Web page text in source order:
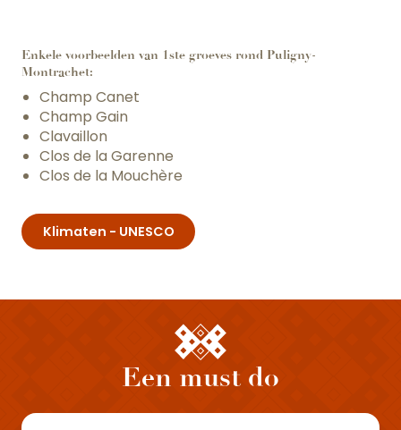
Enkele voorbeelden van 1ste groeves rond Puligny-
Montrachet:
Champ Canet
Champ Gain
Clavaillon
Clos de la Garenne
Clos de la Mouchère
Klimaten - UNESCO
Een must do